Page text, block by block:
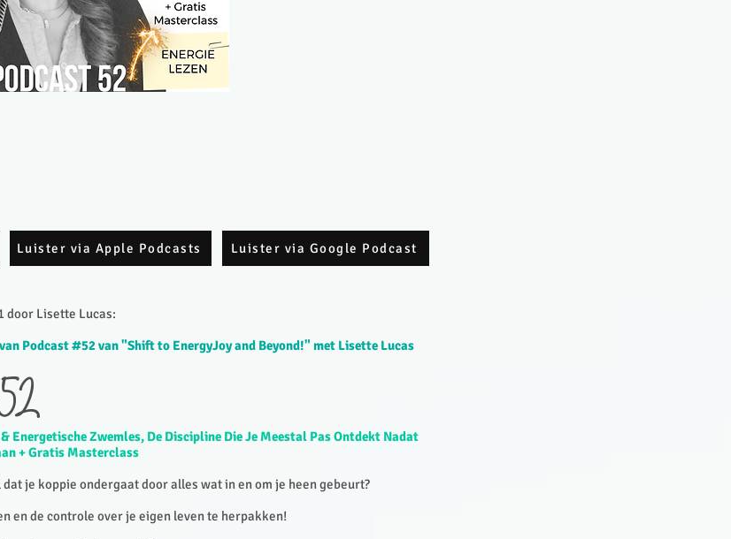
Luister via Apple Podcasts Luister via Google Podcast
door Lisette Lucas:​
Podcast #52 van "Shift to EnergyJoy and Beyond!" met Lisette Lucas
Energetische Zwemles, De Discipline Die Je Meestal Pas Ontdekt Nadat
+ Gratis Masterclass
je koppie ondergaat door alles wat in en om je heen gebeurt?
en de controle over je eigen leven te herpakken!